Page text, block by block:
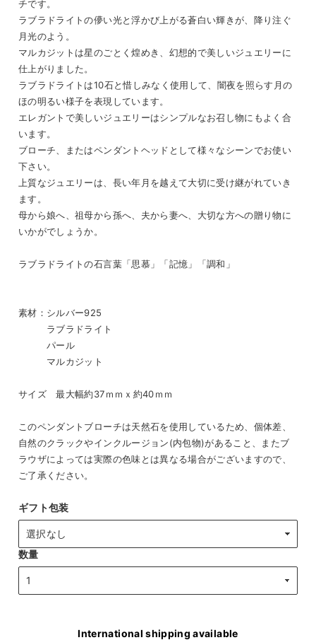
チです。
ラブラドライトの儚い光と浮かび上がる蒼白い輝きが、降り注ぐ
月光のよう。
マルカジットは星のごとく煌めき、幻想的で美しいジュエリーに
仕上がりました。
ラブラドライトは10石と惜しみなく使用して、闇夜を照らす月の
ほの明るい様子を表現しています。
エレガントで美しいジュエリーはシンプルなお召し物にもよく合
います。
ブローチ、またはペンダントヘッドとして様々なシーンでお使い
下さい。
上質なジュエリーは、長い年月を越えて大切に受け継がれていき
ます。
母から娘へ、祖母から孫へ、夫から妻へ、大切な方への贈り物に
いかがでしょうか。
ラブラドライトの石言葉「思慕」「記憶」「調和」
素材：シルバー925
ラブラドライト
パール
マルカジット
サイズ 最大幅約37ｍｍｘ約40ｍｍ
このペンダントブローチは天然石を使用しているため、個体差、
自然のクラックやインクルージョン(内包物)があること、またブ
ラウザによっては実際の色味とは異なる場合がございますので、
ご了承ください。
ギフト包装
数量
International shipping available